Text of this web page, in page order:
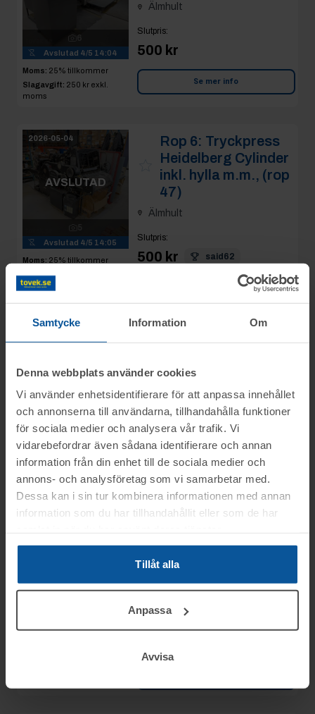
Samtycke Information Om
Denna webbplats använder cookies
Vi använder enhetsidentifierare för att anpassa innehållet
och annonserna till användarna, tillhandahålla funktioner
för sociala medier och analysera vår trafik. Vi
vidarebefordrar även sådana identifierare och annan
information från din enhet till de sociala medier och
annons- och analysföretag som vi samarbetar med.
Dessa kan i sin tur kombinera informationen med annan
information som du har tillhandahållit eller som de har
Tillåt alla
Anpassa
Avvisa
Avslutad 4/5 14:04
Moms: 25% tillkommer
Slagavgift: 250 kr exkl.
moms
Älmhult
Slutpris:
500 kr
Se mer info
2026-05-04
AVSLUTAD
Avslutad 4/5 14:05
Moms: 25% tillkommer
Slagavgift:
moms
Rop 6: Tryckpress
Heidelberg Cylinder
inkl. hylla m.m., (rop
47)
Älmhult
Slutpris:
500 kr said62
AVSLUTAD
3
Avslutad4/5 14:06
Moms: 25% tillkommer
50 kr
exkl.
moms
Rop 7:Osålda
Älmhult
450 kr eneryda
Avslutad4/5 14:07
Konferensrum
(rummet ska
tömmas), (rop 94)